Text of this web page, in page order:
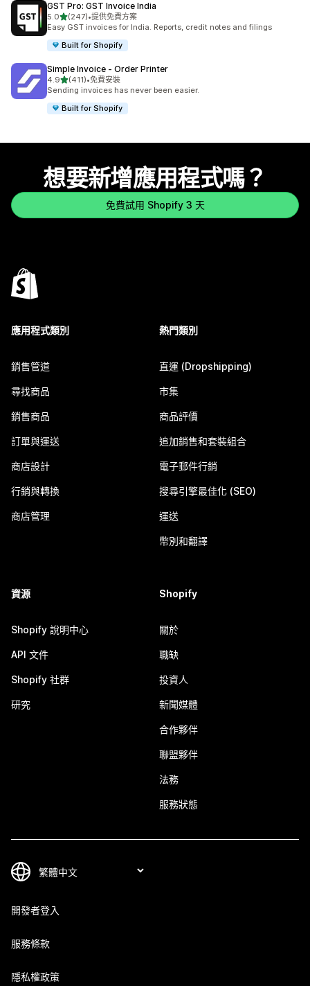
GST Pro: GST Invoice India
5.0滿分 5 顆星
(247)
共有 247 則評價
•提供免費方案
Easy GST invoices for India. Reports, credit notes and filings
Built for Shopify
Simple Invoice ‑ Order Printer
4.9滿分 5 顆星
(411)
共有 411 則評價
•免費安裝
Sending invoices has never been easier.
Built for Shopify
想要新增應用程式嗎？
免費試用 Shopify 3 天
應用程式類別
銷售管道
尋找商品
銷售商品
訂單與運送
商店設計
行銷與轉換
商店管理
熱門類別
直運 (Dropshipping)
市集
商品評價
追加銷售和套裝組合
電子郵件行銷
搜尋引擎最佳化 (SEO)
運送
幣別和翻譯
資源
Shopify 說明中心
API 文件
Shopify 社群
研究
Shopify
關於
職缺
投資人
新聞媒體
合作夥伴
聯盟夥伴
法務
服務狀態
開發者登入
服務條款
隱私權政策